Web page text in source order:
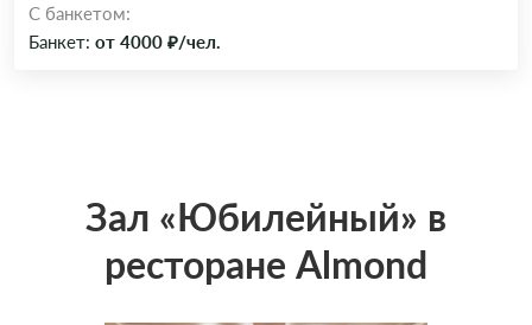
C банкетом:
Банкет: от 4000 ₽/чел.
Зал «Юбилейный» в
ресторане Almond